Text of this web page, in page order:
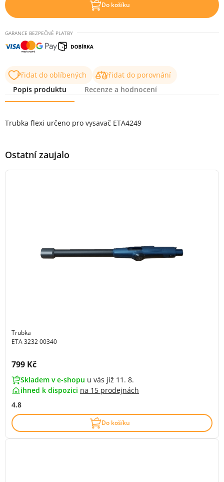
Do košíku
GARANCE BEZPEČNÉ PLATBY
Přidat do oblíbených
Přidat do porovnání
Popis produktu
Recenze a hodnocení
Trubka flexi určeno pro vysavač ETA4249
Ostatní zaujalo
Trubka
ETA 3232 00340
Cena s DPH:
799 Kč
Skladem v e-shopu u vás již 11. 8.
ihned k dispozici na 15 prodejnách
4.8
Do košíku